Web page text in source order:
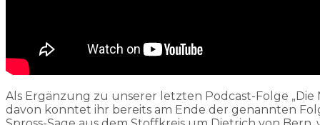
Als Ergänzung zu unserer letzten Podcast-Folge „Die
davon konntet ihr bereits am Ende der genannten